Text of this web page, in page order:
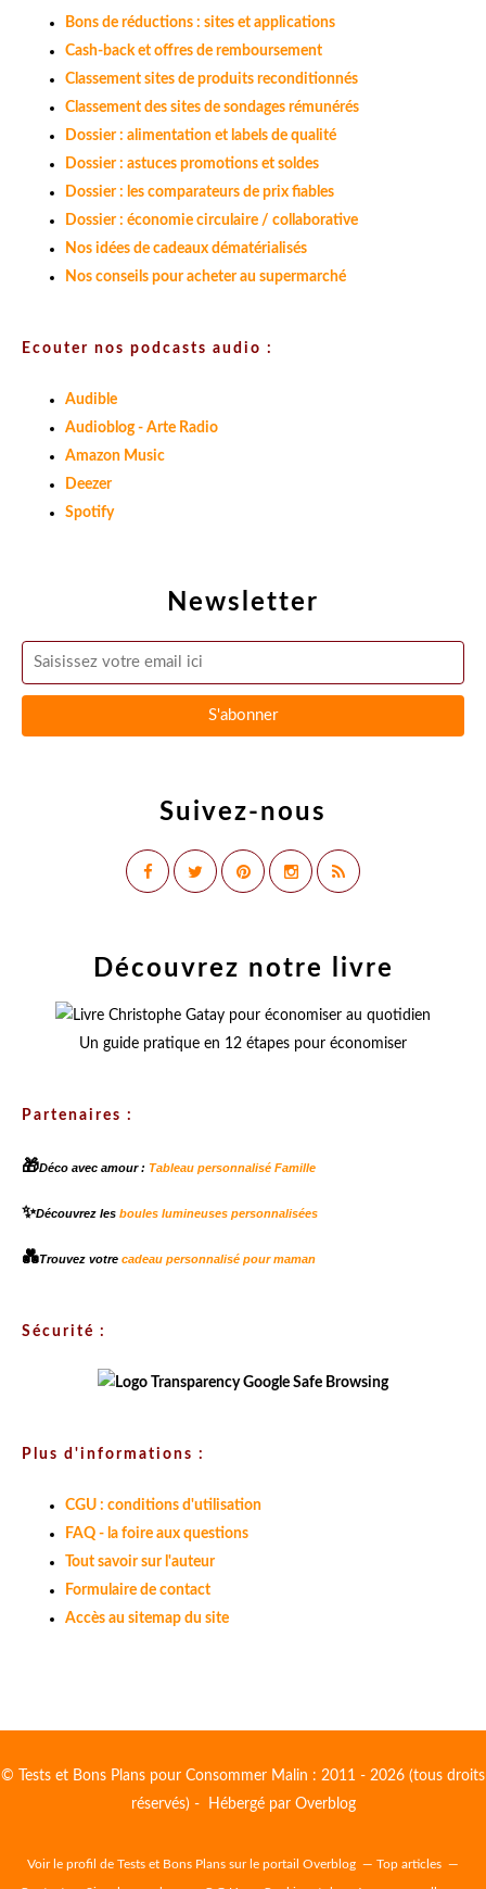
Newsletter
Suivez-nous
Bons de réductions : sites et applications
Cash-back et offres de remboursement
Classement sites de produits reconditionnés
Classement des sites de sondages rémunérés
Dossier : alimentation et labels de qualité
Dossier : astuces promotions et soldes
Dossier : les comparateurs de prix fiables
Dossier : économie circulaire / collaborative
Nos idées de cadeaux dématérialisés
Nos conseils pour acheter au supermarché
Ecouter nos podcasts audio :
Audible
Audioblog - Arte Radio
Amazon Music
Deezer
Spotify
Découvrez notre livre
Un guide pratique en 12 étapes pour économiser
Partenaires :
🎁Déco avec amour : Tableau personnalisé Famille
✨Découvrez les boules lumineuses personnalisées
💑Trouvez votre cadeau personnalisé pour maman
Sécurité :
Plus d'informations :
CGU : conditions d'utilisation
FAQ - la foire aux questions
Tout savoir sur l'auteur
Formulaire de contact
Accès au sitemap du site
© Tests et Bons Plans pour Consommer Malin : 2011 - 2026 (tous droits
réservés) - Hébergé par Overblog
Voir le profil de Tests et Bons Plans sur le portail Overblog Top articles